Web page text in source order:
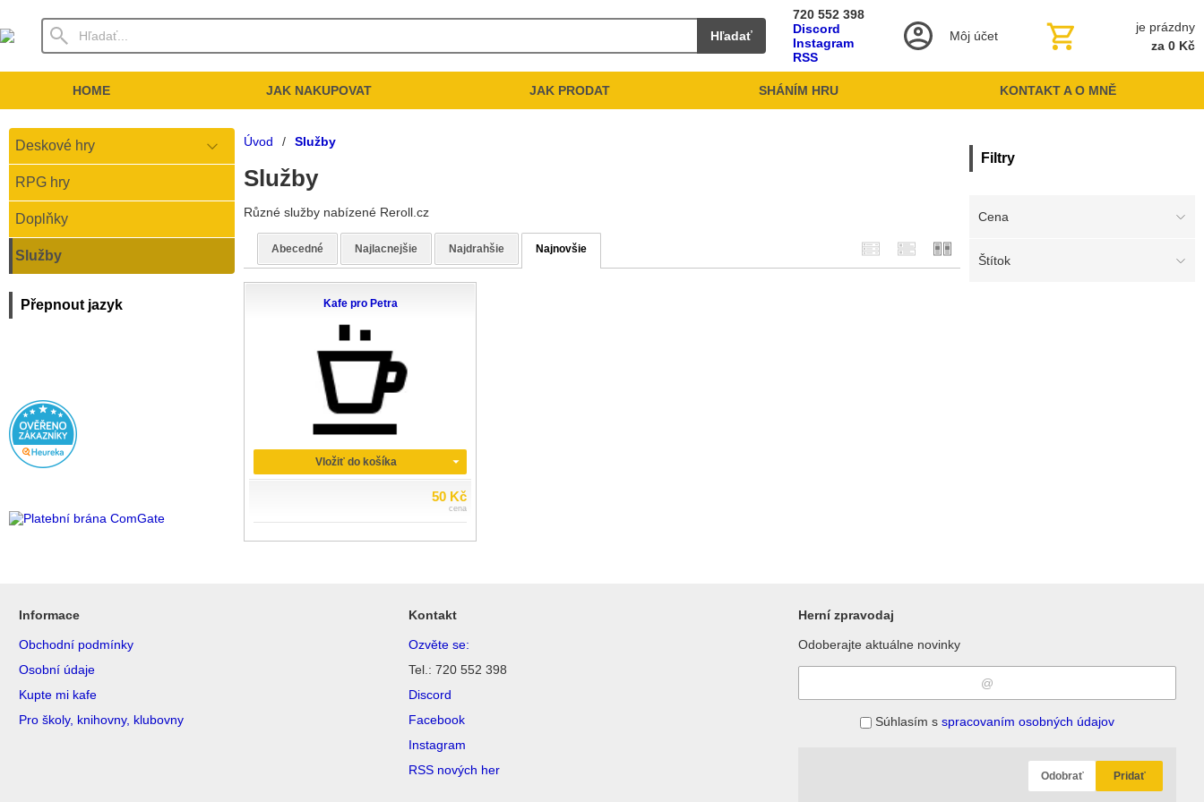
Hľadať
720 552 398
Discord
Instagram
RSS
Môj účet
je prázdny
za 0 Kč
HOME JAK NAKUPOVAT JAK PRODAT SHÁNÍM HRU KONTAKT A O MNĚ
Deskové hry
RPG hry
Doplňky
Služby
Přepnout jazyk
Filtry
Cena
Štítok
Úvod / Služby
Služby
Různé služby nabízené Reroll.cz
Abecedné Najlacnejšie Najdrahšie Najnovšie
Kafe pro Petra
Vložiť do košíka
50 Kč
cena
Informace
Obchodní podmínky
Osobní údaje
Kupte mi kafe
Pro školy, knihovny, klubovny
Kontakt
Ozvěte se:
Tel.: 720 552 398
Discord
Facebook
Instagram
RSS nových her
Herní zpravodaj
Odoberajte aktuálne novinky
Súhlasím s spracovaním osobných údajov
Odobrať Pridať